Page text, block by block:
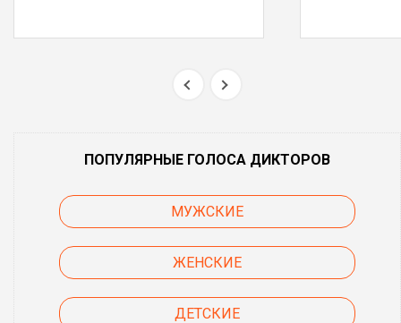
ПОПУЛЯРНЫЕ ГОЛОСА ДИКТОРОВ
МУЖСКИЕ
ЖЕНСКИЕ
ДЕТСКИЕ